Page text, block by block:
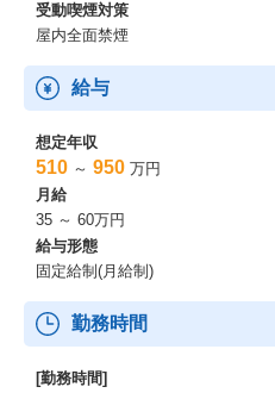
・IaC (Terraform)
・プロジェクトチーム体制
…4名(エンジニア x3) +顧客チーム
・開発形式：アジャイル
・開発環境
使用言語 ：go等
使用ツール ：
GCP (Bigqueryなど)
IaC (Terraform)
Apache Kafka
※いずれも、クリエーションライ
ションラインのチームリーダーが
受動喫煙対策
屋内全面禁煙
給与
想定年収
510 ～ 950 万円
月給
35 ～ 60万円
給与形態
固定給制(月給制)
勤務時間
[勤務時間]